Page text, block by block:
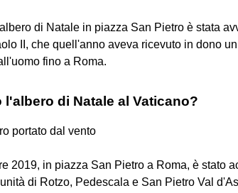
di Natale in piazza San Pietro è stata
II, che quell'anno aveva ricevuto in dono
fino a Roma.
l'albero di Natale al Vaticano?
portato dal vento
2019, in piazza San Pietro a Roma, è stato
di Rotzo, Pedescala e San Pietro Val